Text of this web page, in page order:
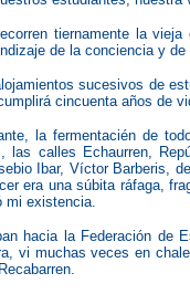
tiernamente la
de la conciencia y
sucesivos de
cincuenta años de
la fermentacién de
las calles Echaurren,
Ibar, Víctor Barberis,
era una súbita ráfaga,
mi existencia.
hacia la Federación de
vi muchas veces en